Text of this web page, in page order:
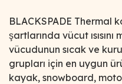
BLACKSPADE Thermal
şartlarında vücut
vücudunun sıcak ve
grupları için en uygun
kayak, snowboard,